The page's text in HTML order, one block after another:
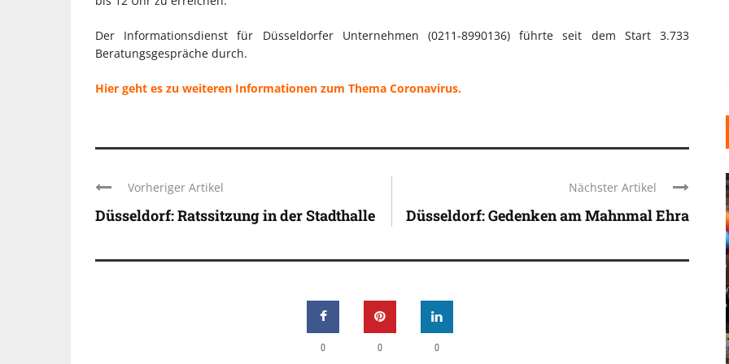
Der Informationsdienst für Düsseldorfer Unternehmen (0211-8990136) führte seit dem Start 3.733
Beratungsgespräche durch.
Hier geht es zu weiteren Informationen zum Thema Coronavirus.
Vorheriger Artikel
Düsseldorf: Ratssitzung in der Stadthalle
Nächster Artikel
Düsseldorf: Gedenken am Mahnmal Ehra
0 0 0